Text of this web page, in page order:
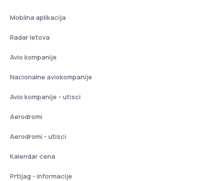
Mobilna aplikacija
Radar letova
Avio kompanije
Nacionalne aviokompanije
Avio kompanije - utisci
Aerodromi
Aerodromi - utisci
Kalendar cena
Prtljag - informacije